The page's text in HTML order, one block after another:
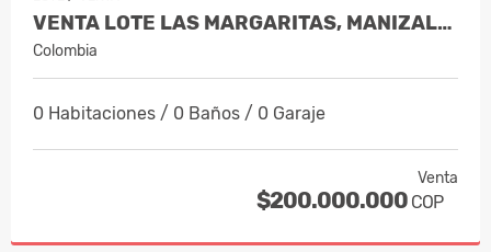
VENTA LOTE LAS MARGARITAS, MANIZALES…
Colombia
0 Habitaciones / 0 Baños / 0 Garaje
Venta
$200.000.000 COP